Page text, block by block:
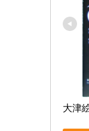
大津